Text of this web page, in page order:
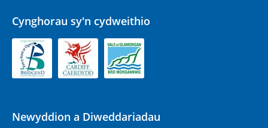
Cynghorau sy'n cydweithio
Newyddion a Diweddariadau